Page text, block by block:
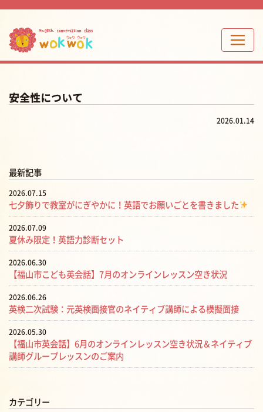
安全性について
2026.01.14
最新記事
2026.07.15
七夕飾りで教室がにぎやかに！英語でお願いごとを書きました
2026.07.09
夏休み限定！英語力診断セット
2026.06.30
【福山市こども英会話】7月のオンラインレッスン空き状況
2026.06.26
英検二次試験：元英検面接官のネイティブ講師による模擬面接
2026.05.30
【福山市英会話】6月のオンラインレッスン空き状況＆ネイティブ
講師グループレッスンのご案内
カテゴリー